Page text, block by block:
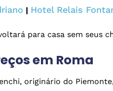
| Hotel Relais
para casa sem seus
em Roma
originário do